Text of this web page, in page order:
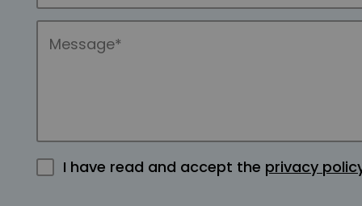
I have read and accept the privacy